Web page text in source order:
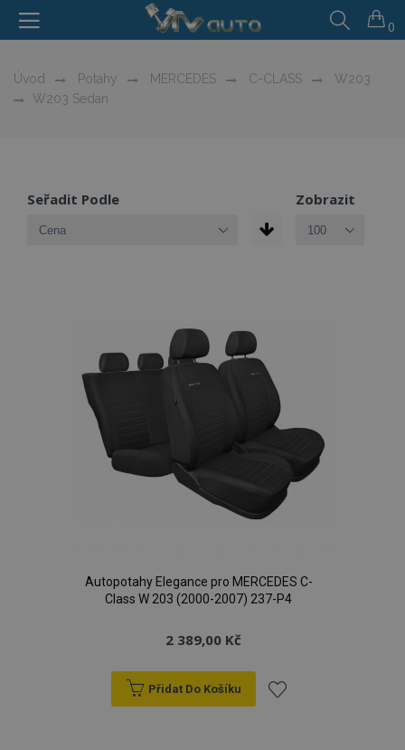
0
Úvod Potahy MERCEDES C-CLASS
W203
W203 Sedan
Seřadit Podle Zobrazit
Autopotahy Elegance pro MERCEDES C-
Class W 203 (2000-2007) 237-P4
2 389,00 Kč
Přidat Do Košíku